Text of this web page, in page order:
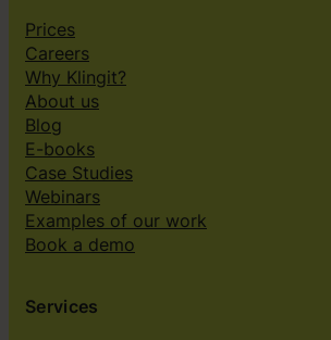
Prices
Careers
Why Klingit?
About us
Blog
E-books
Case Studies
Webinars
Examples of our work
Book a demo
Services